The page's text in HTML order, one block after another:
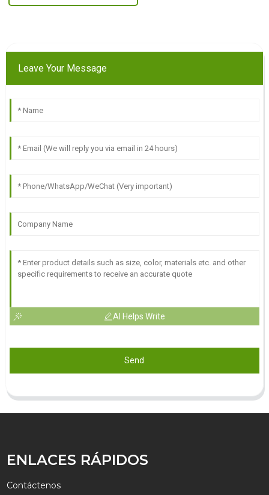
Leave Your Message
AI Helps Write
Send
ENLACES RÁPIDOS
Contáctenos